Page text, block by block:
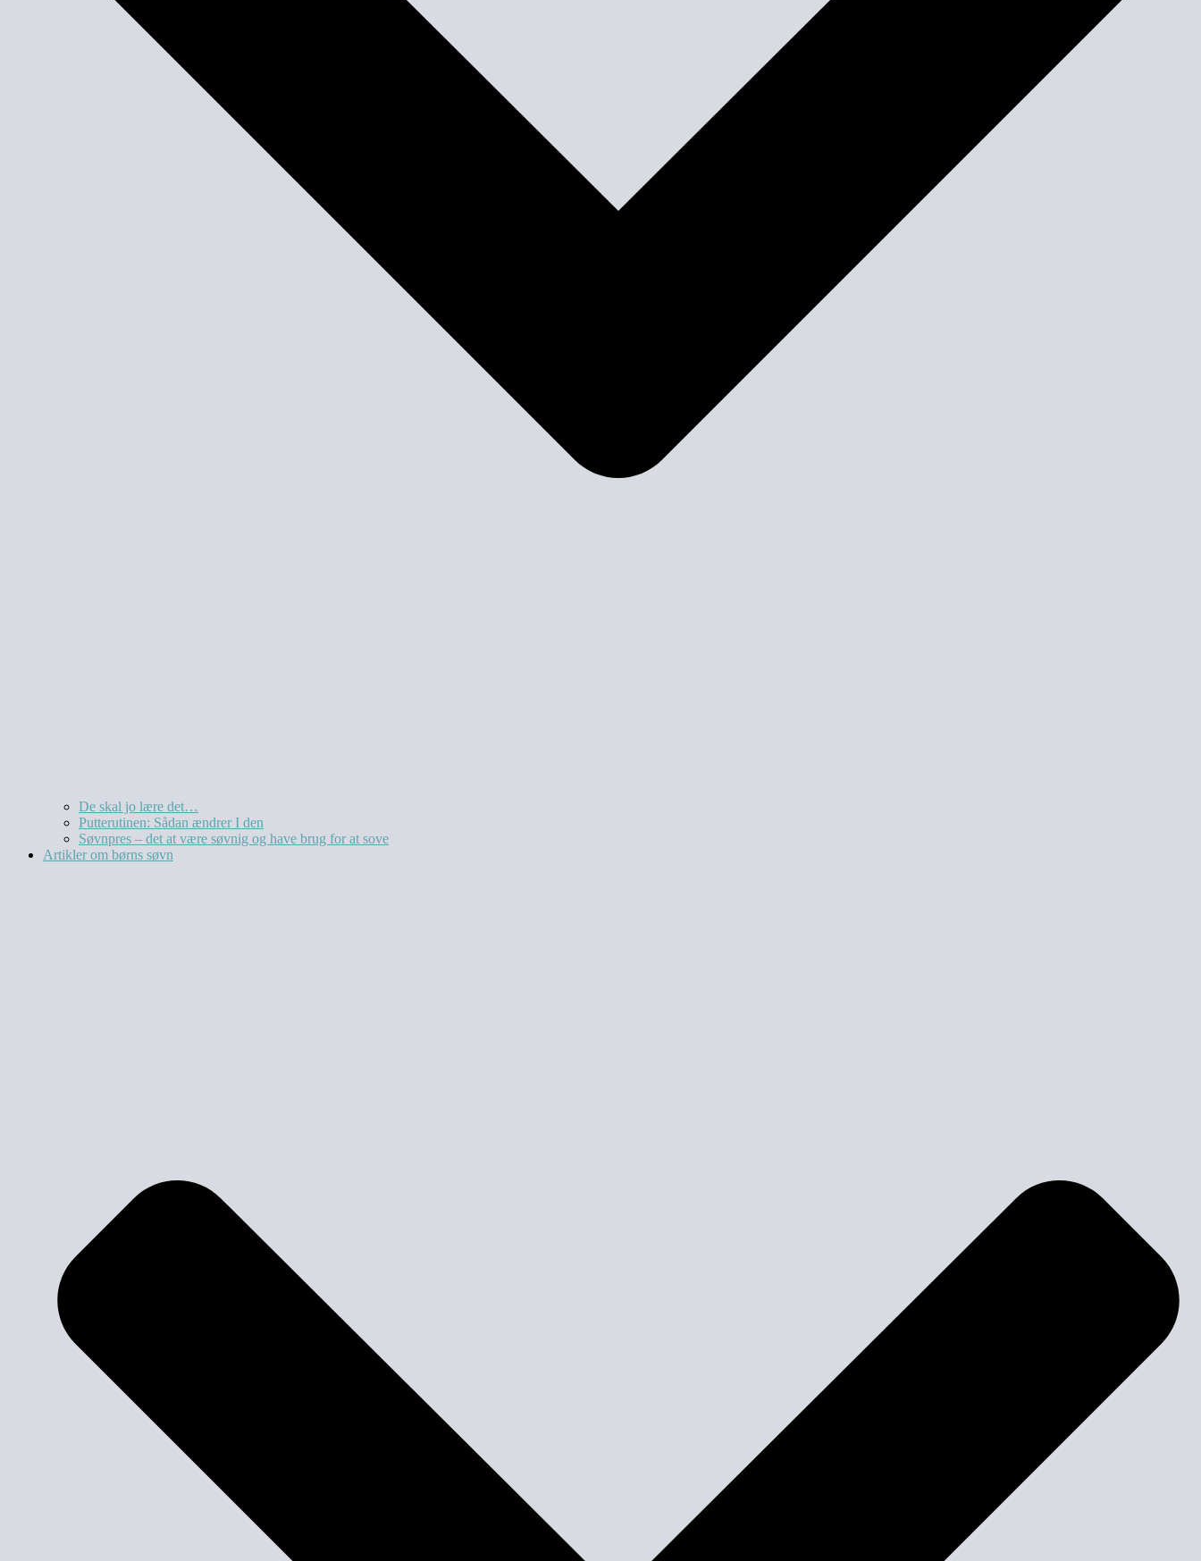
De skal jo lære det…
Putterutinen: Sådan ændrer I den
Søvnpres – det at være søvnig og have brug for at sove
Artikler om børns søvn